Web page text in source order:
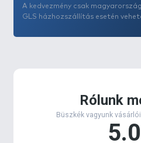
A kedvezmény csak
GLS házhozszállítás esetén